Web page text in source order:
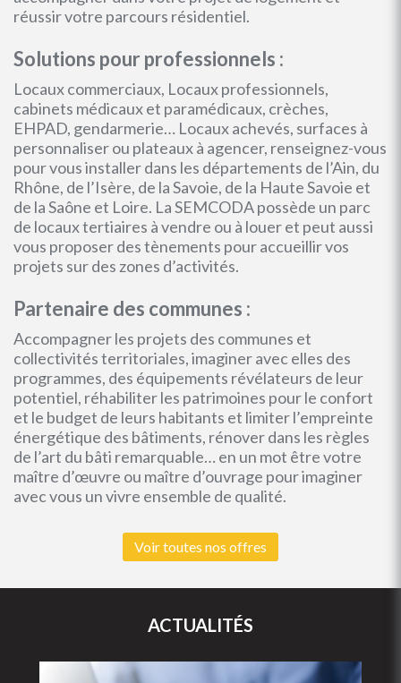
réussir votre parcours résidentiel.
Solutions pour professionnels :
Locaux commerciaux, Locaux professionnels,
cabinets médicaux et paramédicaux, crèches,
EHPAD, gendarmerie… Locaux achevés, surfaces à
personnaliser ou plateaux à agencer, renseignez-vous
pour vous installer dans les départements de l’Ain, du
Rhône, de l’Isère, de la Savoie, de la Haute Savoie et
de la Saône et Loire. La SEMCODA possède un parc
de locaux tertiaires à vendre ou à louer et peut aussi
vous proposer des tènements pour accueillir vos
projets sur des zones d’activités.
Partenaire des communes :
Accompagner les projets des communes et
collectivités territoriales, imaginer avec elles des
programmes, des équipements révélateurs de leur
potentiel, réhabiliter les patrimoines pour le confort
et le budget de leurs habitants et limiter l’empreinte
énergétique des bâtiments, rénover dans les règles
de l’art du bâti remarquable… en un mot être votre
maître d’œuvre ou maître d’ouvrage pour imaginer
avec vous un vivre ensemble de qualité.
Voir toutes nos offres
ACTUALITÉS